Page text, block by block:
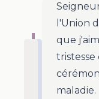
l'Union
que
tristesse
maladie.